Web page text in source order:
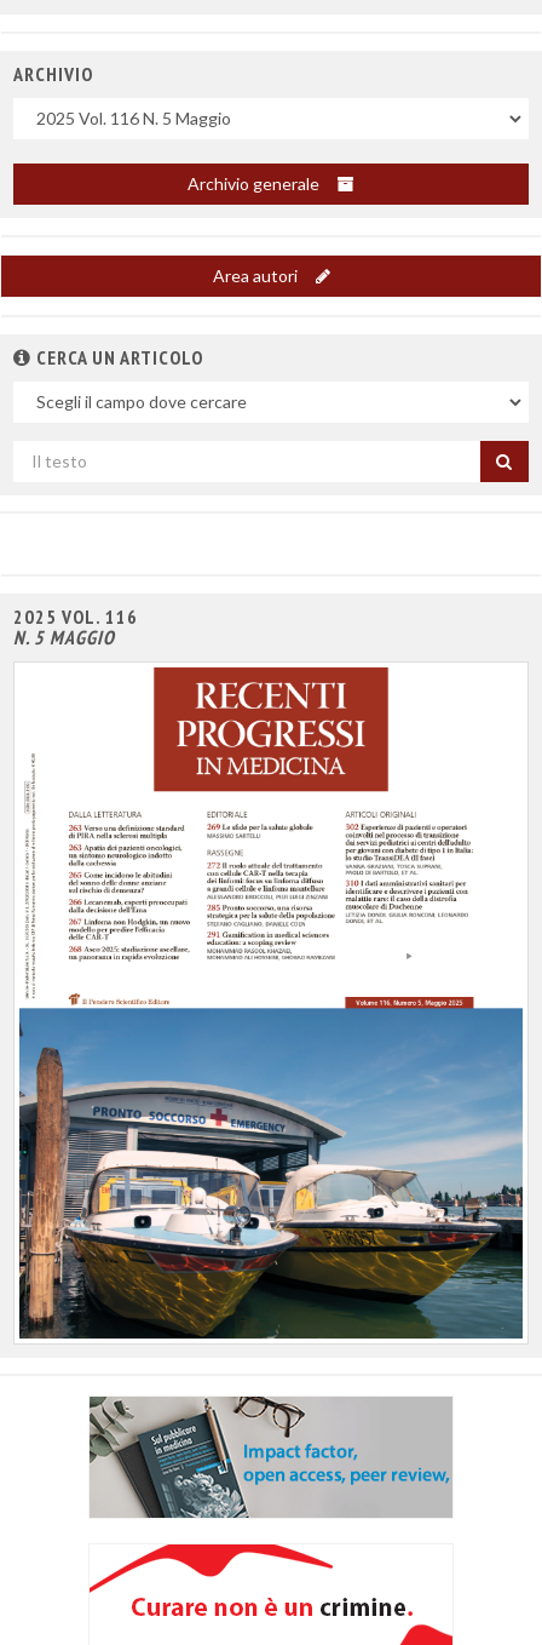
ARCHIVIO
Uscite
Archivio generale
Area autori
CERCA UN ARTICOLO
Nel
Cerca
2025 VOL. 116
N. 5 MAGGIO